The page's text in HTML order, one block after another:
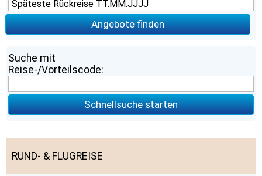
Angebote finden
Suche mit
Reise-/Vorteilscode:
Schnellsuche starten
RUND- & FLUGREISE